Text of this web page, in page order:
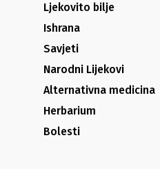
Ljekovito bilje
Ishrana
Savjeti
Narodni Lijekovi
Alternativna medicina
Herbarium
Bolesti